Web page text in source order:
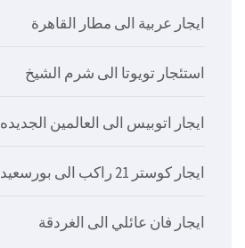
ايجار عربية الى مطار القاهرة
استئجار تويوتا الى شرم الشيخ
ايجار اتوبيس الى العالمين الجديده
ايجار كوستر 21 راكب الى بورسعيد
ايجار فان عائلي الى الغردقة